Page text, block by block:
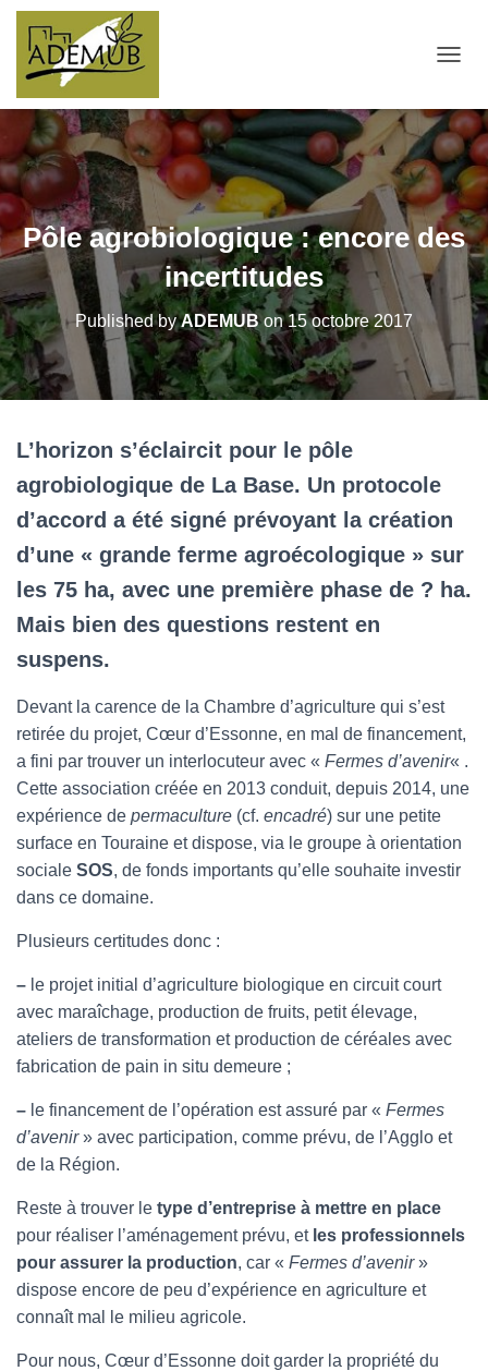
Pôle agrobiologique : encore des
incertitudes
Published byADEMUBon15 octobre 2017
L’horizon s’éclaircit pour le pôle
agrobiologique de La Base. Un protocole
d’accord a été signé prévoyant la création
d’une « grande ferme agroécologique » sur
les 75 ha, avec une première phase de ? ha.
Mais bien des questions restent en
suspens.
Devant la carence de la Chambre d’agriculture qui s’est
retirée du projet, Cœur d’Essonne, en mal de financement,
a fini par trouver un interlocuteur avec « Fermes d’avenir« .
Cette association créée en 2013 conduit, depuis 2014, une
expérience de permaculture (cf. encadré) sur une petite
surface en Touraine et dispose, via le groupe à orientation
sociale SOS, de fonds importants qu’elle souhaite investir
dans ce domaine.
Plusieurs certitudes donc :
– le projet initial d’agriculture biologique en circuit court
avec maraîchage, production de fruits, petit élevage,
ateliers de transformation et production de céréales avec
fabrication de pain in situ demeure ;
– le financement de l’opération est assuré par « Fermes
d’avenir» avec participation, comme prévu, de l’Agglo et
de la Région.
Reste à trouver le type d’entreprise à mettre en place
pour réaliser l’aménagement prévu, et les professionnels
pour assurer la production, car « Fermes d’avenir»
dispose encore de peu d’expérience en agriculture et
connaît mal le milieu agricole.
Pour nous, Cœur d’Essonne doit garder la propriété du